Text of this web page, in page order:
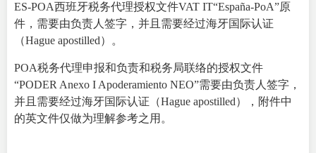
ES-POA西班牙税务代理授权文件VAT IT“España-PoA”原
件，需要由负责人签字，并且需要经过海牙国际认证
（Hague apostilled）。
POA税务代理申报和负责和税务局联络的授权文件
“PODER Anexo I Apoderamiento NEO”需要由负责人签字，
并且需要经过海牙国际认证（Hague apostilled），附件中
的英文件仅做为理解参考之用。